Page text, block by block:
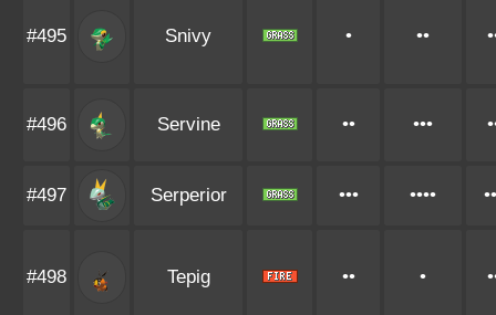
#495 Snivy • ••
#496 Servine •• •••
#497 Serperior ••• ••••
#498 Tepig •• •